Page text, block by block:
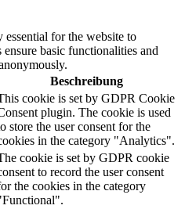
essential for the website to
basic functionalities and
Beschreibung
cookie is set by GDPR Cookie
plugin. The cookie is used
store the user consent for the
in the category "Analytics".
cookie is set by GDPR cookie
to record the user consent
the cookies in the category